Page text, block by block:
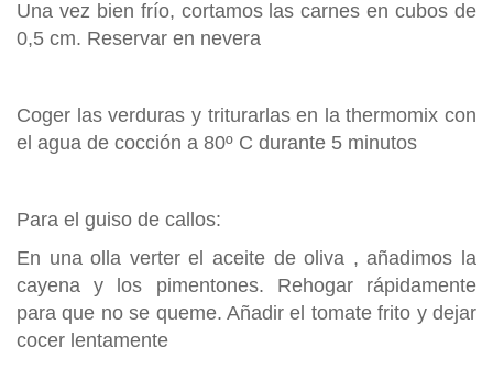
Una vez bien frío, cortamos las carnes en cubos de
0,5 cm. Reservar en nevera
Coger las verduras y triturarlas en la thermomix con
el agua de cocción a 80º C durante 5 minutos
Para el guiso de callos:
En una olla verter el aceite de oliva , añadimos la
cayena y los pimentones. Rehogar rápidamente
para que no se queme. Añadir el tomate frito y dejar
cocer lentamente